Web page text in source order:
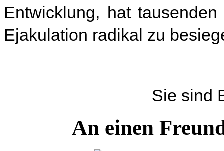
Entwicklung, hat
Ejakulation radikal zu
Sie sind
An einen